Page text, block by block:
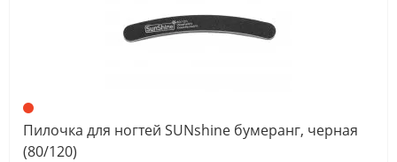
Пилочка для ногтей SUNshine бумеранг, черная
(80/120)